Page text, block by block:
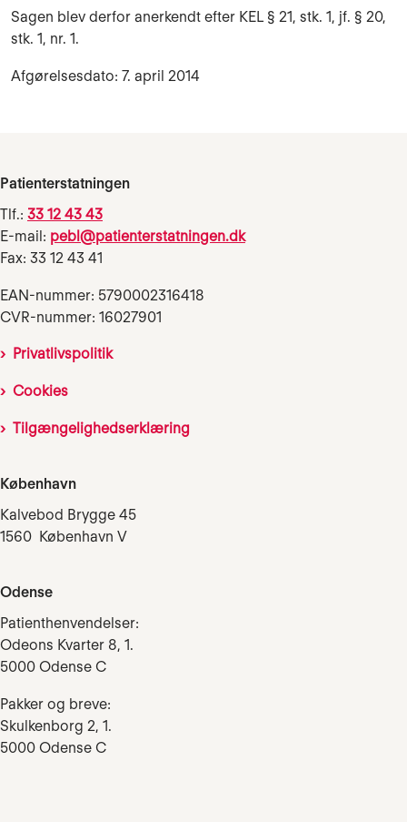
Sagen blev derfor anerkendt efter KEL § 21, stk. 1, jf. § 20,
stk. 1, nr. 1.
Afgørelsesdato: 7. april 2014
Patienterstatningen
Tlf.: 33 12 43 43
E-mail: pebl@patienterstatningen.dk
Fax: 33 12 43 41
EAN-nummer: 5790002316418
CVR-nummer: 16027901
Privatlivspolitik
Cookies
Tilgængelighedserklæring
København
Kalvebod Brygge 45
1560 København V
Odense
Patienthenvendelser:
Odeons Kvarter 8, 1.
5000 Odense C
Pakker og breve:
Skulkenborg 2, 1.
5000 Odense C